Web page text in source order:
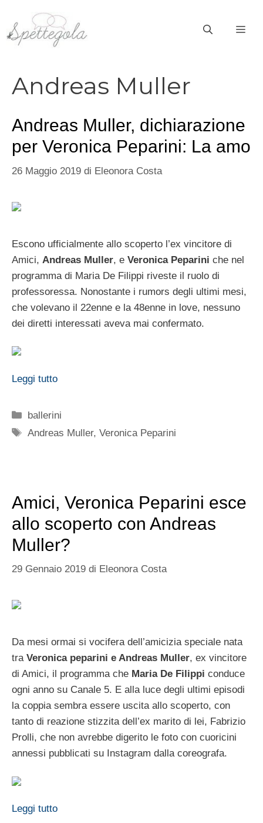
contenuto
Andreas Muller
Andreas Muller, dichiarazione
per Veronica Peparini: La amo
26 Maggio 2019 di Eleonora Costa
Escono ufficialmente allo scoperto l’ex vincitore di
Amici, Andreas Muller, e Veronica Peparini che nel
programma di Maria De Filippi riveste il ruolo di
professoressa. Nonostante i rumors degli ultimi mesi,
che volevano il 22enne e la 48enne in love, nessuno
dei diretti interessati aveva mai confermato.
Leggi tutto
Categorie
ballerini
Tag
Andreas Muller,Veronica Peparini
Amici, Veronica Peparini esce
allo scoperto con Andreas
Muller?
29 Gennaio 2019 di Eleonora Costa
Da mesi ormai si vocifera dell’amicizia speciale nata
tra Veronica peparini e Andreas Muller, ex vincitore
di Amici, il programma che Maria De Filippi conduce
ogni anno su Canale 5. E alla luce degli ultimi episodi
la coppia sembra essere uscita allo scoperto, con
tanto di reazione stizzita dell’ex marito di lei, Fabrizio
Prolli, che non avrebbe digerito le foto con cuoricini
annessi pubblicati su Instagram dalla coreografa.
Leggi tutto